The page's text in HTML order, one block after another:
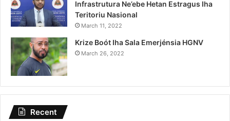
Infrastrutura Ne’ebe Hetan Estragus Iha
Teritoriu Nasional
March 11, 2022
Krize Boót Iha Sala Emerjénsia HGNV
March 26, 2022
Recent